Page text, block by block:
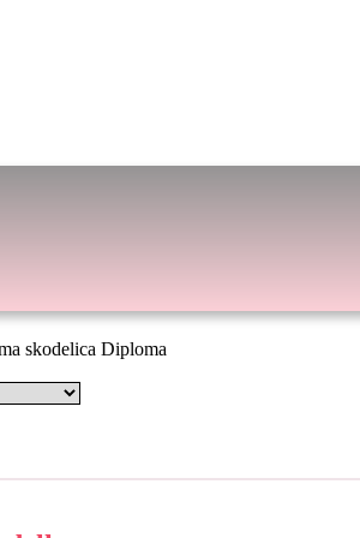
skodelica Diploma